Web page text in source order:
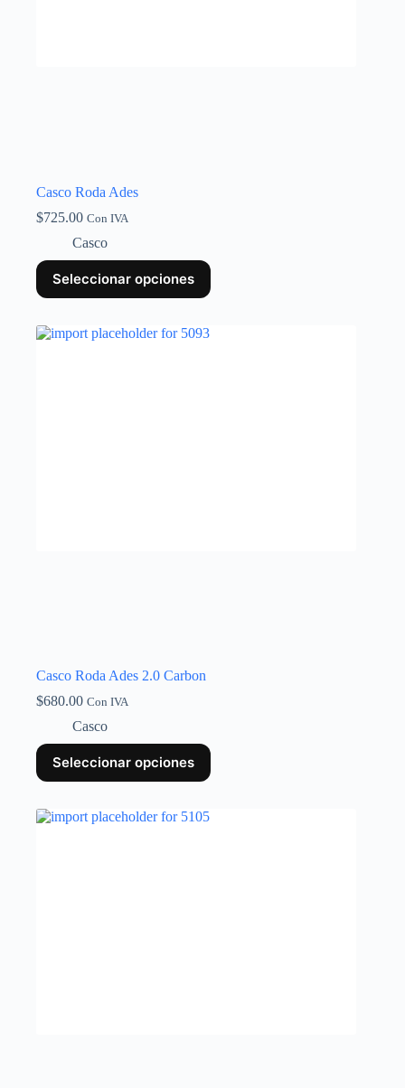
Casco Roda Ades
$725.00 Con IVA
Casco
Seleccionar opciones
Casco Roda Ades 2.0 Carbon
$680.00 Con IVA
Casco
Seleccionar opciones